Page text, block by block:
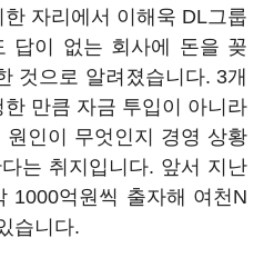
자리에서 이해욱 DL그룹
답이 없는 회사에 돈을 꽂
것으로 알려졌습니다. 3개
만큼 자금 투입이 아니라
인이 무엇인지 경영 상황
는 취지입니다. 앞서 지난
1000억원씩 출자해 여천N
습니다.